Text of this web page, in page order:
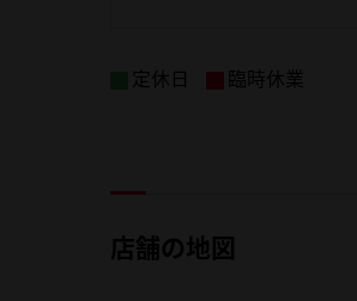
定休日 臨時休業
店舗の地図